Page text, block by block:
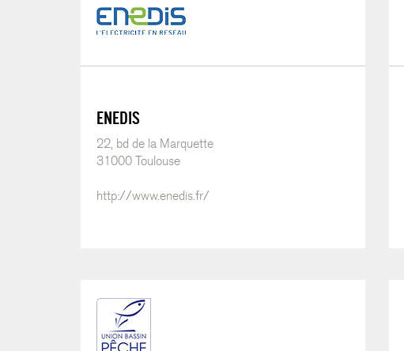
ENEDIS
22, bd de la Marquette
31000 Toulouse
http://www.enedis.fr/